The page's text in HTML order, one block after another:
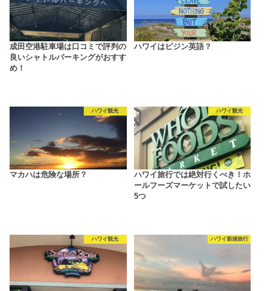
成田空港駐車場は口コミで評判の
良いシャトルパーキングがおすす
め！
ハワイはピジン英語？
ハワイ観光
マカハは危険な場所？
ハワイ観光
ハワイ旅行では絶対行くべき！ホ
ールフーズマーケットで試したい
5つ
ハワイ観光 ハワイ新婚旅行